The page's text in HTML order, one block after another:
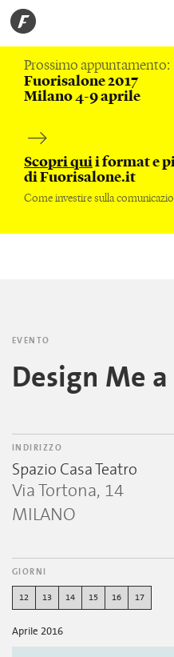
Prossimo appuntamento:
Fuorisalone 2017
Milano 4-9 aprile
Scopri quii format e
di Fuorisalone.it
Come investire sulla
EVENTO
Design Me a
INDIRIZZO
Spazio Casa Teatro
Via Tortona, 14
MILANO
GIORNI
12 13 14 15 16 17
Aprile 2016